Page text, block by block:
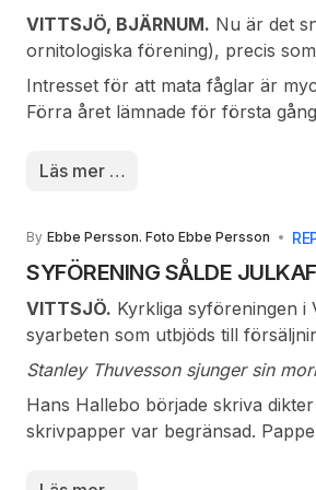
Byalaget under ledning av Mats
glögg och pepparkakor till alla
Ett som vanligt trevligt
VITTSJÖ, BJÄRNUM. Nu är det
ornitologiska förening), precis
kampanjen ”Vinterfåglar inpå
från fredag 23 till måndag 26
Intresset för att mata fåglar är
Förra året lämnade för första
Dessutom är de mycket trevliga
Läs mer …
By Ebbe Persson. Foto Ebbe Persson
SYFÖRENING SÅLDE
VITTSJÖ. Kyrkliga syföreningen i
syarbeten som utbjöds till
intäkterna blev 12 000 kronor.
om sin morbror Hans Hallebos
Stanley Thuvesson sjunger sin
Hans Hallebo började skriva
skrivpapper var begränsad.
exemplar. Sammanlagt